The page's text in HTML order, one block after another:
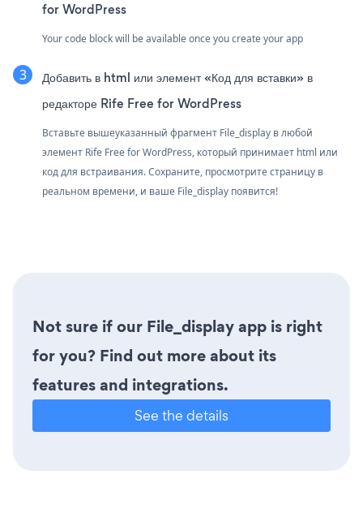
for WordPress
Your code block will be available once you create your app
Добавить в html или элемент «Код для вставки» в
редакторе Rife Free for WordPress
Вставьте вышеуказанный фрагмент File_display в любой
элемент Rife Free for WordPress, который принимает html или
код для встраивания. Сохраните, просмотрите страницу в
реальном времени, и ваше File_display появится!
Not sure if our File_display app is right
for you? Find out more about its
features and integrations.
See the details